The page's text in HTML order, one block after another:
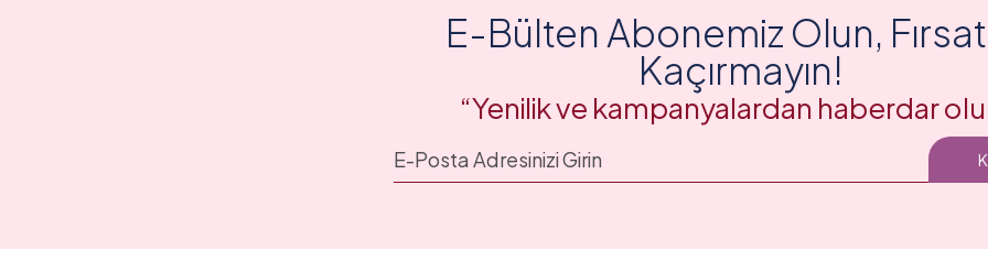
E-Bülten Abonemiz Olun,
Kaçırmayın!
“Yenilik ve kampanyalardan haberdar